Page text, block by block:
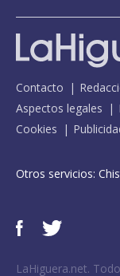
Contacto
Aspectos legales
Cookies
Otros servicios:
LaHiguera.net.